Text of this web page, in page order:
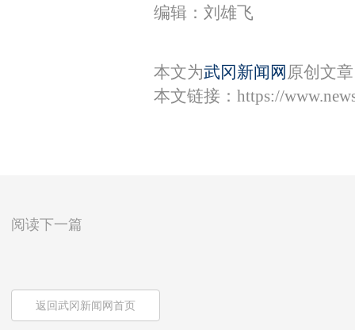
编辑：刘雄飞
本文为武冈新闻网 原创文
本文链接： https://
阅读下一篇
返回武冈新闻网首页